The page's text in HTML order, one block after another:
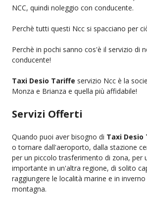
NCC, quindi noleggio con conducente.
Perchè tutti questi Ncc si spacciano per
Perchè in pochi sanno cos'è il servizio di
conducente!
Taxi Desio Tariffe servizio Ncc è la
Monza e Brianza e quella più affidabile!
Servizi Offerti
Quando puoi aver bisogno di Taxi Desio
o tornare dall'aeroporto, dalla stazione
per un piccolo trasferimento di zona, per
importante in un'altra regione, di solito
raggiungere le località marine e in
montagna.